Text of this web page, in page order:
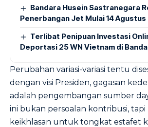
Bandara Husein Sastranegara
Penerbangan Jet Mulai 14 Agustus
Terlibat Penipuan Investasi
Deportasi 25 WN Vietnam di
Perubahan variasi-variasi tentu
dengan visi Presiden, gagasan
adalah pengembangan sumber
ini bukan persoalan kontribusi, tapi
keikhlasan untuk tongkat estafet